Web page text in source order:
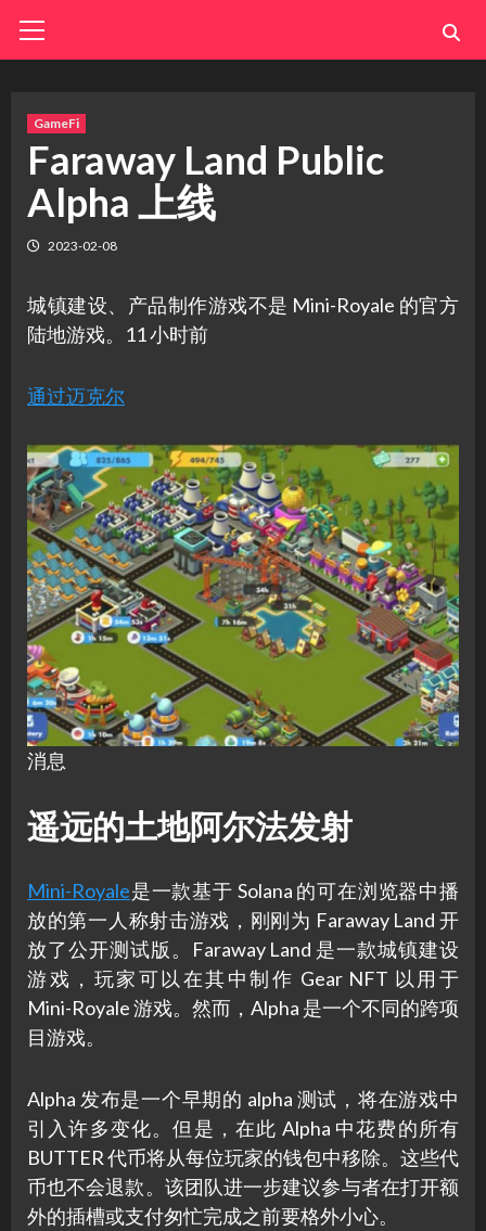
Menu
GameFi
Faraway Land Public
Alpha 上线
2023-02-08
城镇建设、产品制作游戏不是 Mini-Royale 的官方
陆地游戏。11 小时前
通过迈克尔
消息
遥远的土地阿尔法发射
Mini-Royale是一款基于 Solana 的可在浏览器中播
放的第一人称射击游戏，刚刚为 Faraway Land 开
放了公开测试版。Faraway Land 是一款城镇建设
游戏，玩家可以在其中制作 Gear NFT 以用于
Mini-Royale 游戏。然而，Alpha 是一个不同的跨项
目游戏。
Alpha 发布是一个早期的 alpha 测试，将在游戏中
引入许多变化。但是，在此 Alpha 中花费的所有
BUTTER 代币将从每位玩家的钱包中移除。这些代
币也不会退款。该团队进一步建议参与者在打开额
外的插槽或支付匆忙完成之前要格外小心。